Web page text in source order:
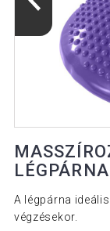
A légpárna
végzésekor.